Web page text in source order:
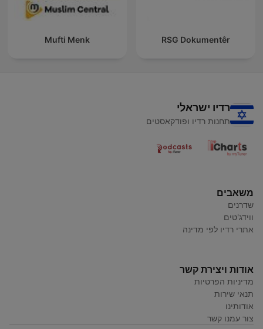
RSG Dokumentêr
Mufti Menk
רדיו ישראלי
תחנות רדיו ופודקאסטים
משאבים
שדרנים
ווידג'טים
אתרי רדיו לפי מדינה
אודות ויצירת קשר
מדיניות הפרטיות
תנאי שירות
אודותינו
צור עמנו קשר